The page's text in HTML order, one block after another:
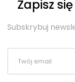
Zapisz się
Subskrybuj